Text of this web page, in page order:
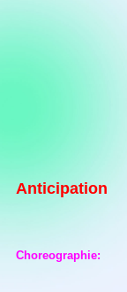
Anticipation
Choreographie: